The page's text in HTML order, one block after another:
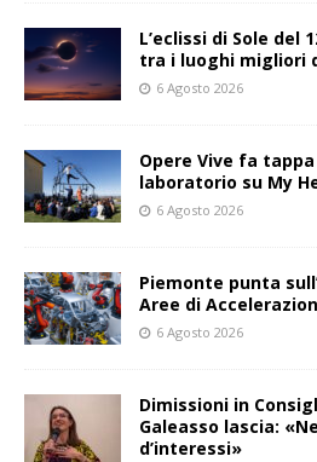
L’eclissi di Sole del
tra i luoghi migliori
6 Agosto 2026
Opere Vive fa
laboratorio su My
6 Agosto 2026
Piemonte punta
Aree di
6 Agosto 2026
Dimissioni in
Galeasso lascia:
d’interessi»